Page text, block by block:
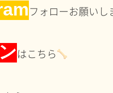
フォローお願いし
はこちら